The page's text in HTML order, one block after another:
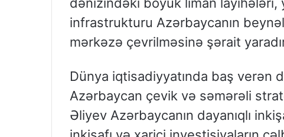
infrastrukturu Azərbaycanın
mərkəzə çevrilməsinə şərait
Dünya iqtisadiyyatında baş verən
Azərbaycan çevik və səmərəli
Əliyev Azərbaycanın dayanıqlı